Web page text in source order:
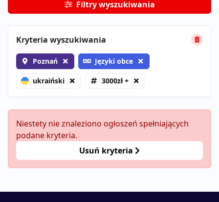
Filtry wyszukiwania
Kryteria wyszukiwania
Poznań Języki obce
ukraiński 3000zł +
Niestety nie znaleziono ogłoszeń spełniających
podane kryteria.
Usuń kryteria